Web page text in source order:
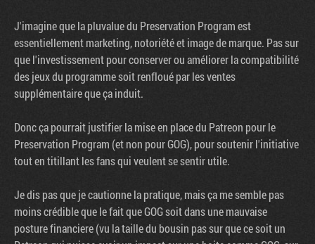
J'imagine que la pluvalue du Preservation Program est
essentiellement marketing, notoriété et image de marque. Pas sur
que l'investissement pour conserver ou améliorer la compatibilité
des jeux du programme soit renfloué par les ventes
supplémentaire que ça induit.
Donc ça pourrait justifier la mise en place du Patreon pour le
Preservation Program (et non pour GOG), pour soutenir l'initiative
tout en titillant les fans qui veulent se sentir utile.
Je dis pas que je cautionne la pratique, mais ça me semble pas
moins crédible que le fait que GOG soit dans une mauvaise
posture financiere (vu la taille du bousin pas sur que ce soit un